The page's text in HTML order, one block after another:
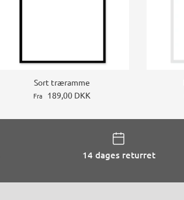
Sort træramme
Fra 189,00 DKK
14 dages returret